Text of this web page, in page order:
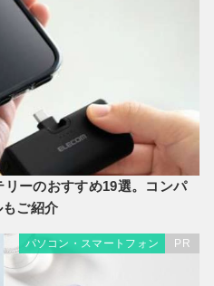
リーのおすすめ19選。コンパ
ご紹介
パソコン・スマートフォン PR